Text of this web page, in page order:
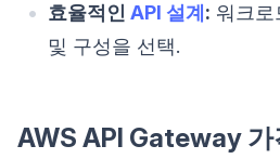
효율적인 API 설계: 워크
및 구성을 선택.
AWS API Gateway 가